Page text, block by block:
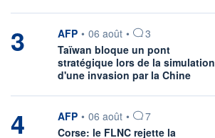
3 information fournie par
AFP • 06 août •
3
Taïwan bloque un pont
stratégique lors de la simulation
d'une invasion par la Chine
4 information fournie par
AFP • 06 août •
7
Corse: le FLNC rejette la